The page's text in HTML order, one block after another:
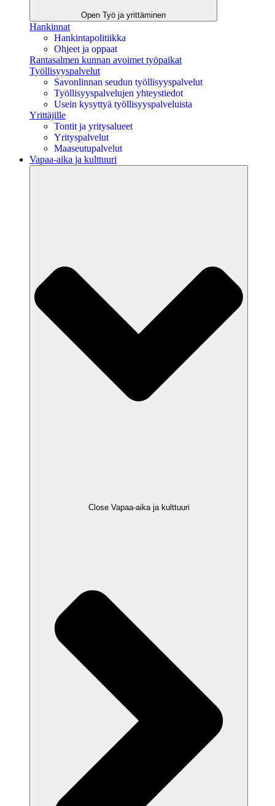
Open Työ ja yrittäminen
Hankinnat
Hankintapolitiikka
Ohjeet ja oppaat
Rantasalmen kunnan avoimet työpaikat
Työllisyyspalvelut
Savonlinnan seudun työllisyyspalvelut
Työllisyyspalvelujen yhteystiedot
Usein kysyttyä työllisyyspalveluista
Yrittäjille
Tontit ja yritysalueet
Yrityspalvelut
Maaseutupalvelut
Vapaa-aika ja kulttuuri
Close Vapaa-aika ja kulttuuri